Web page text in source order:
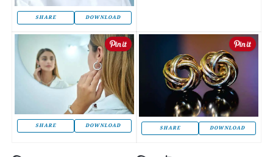
SHARE DOWNLOAD
SHARE DOWNLOAD SHARE DOWNLOAD